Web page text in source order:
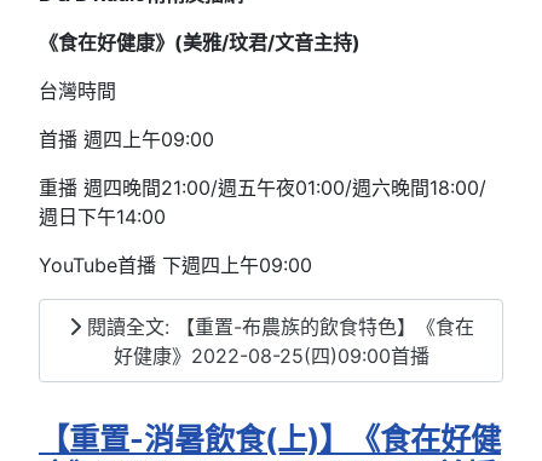
《食在好健康》(美雅/玟君/文音主持)
台灣時間
首播 週四上午09:00
重播 週四晚間21:00/週五午夜01:00/週六晚間18:00/
週日下午14:00
YouTube首播 下週四上午09:00
閱讀全文: 【重置-布農族的飲食特色】《食在
好健康》2022-08-25(四)09:00首播
【重置-消暑飲食(上)】《食在好健